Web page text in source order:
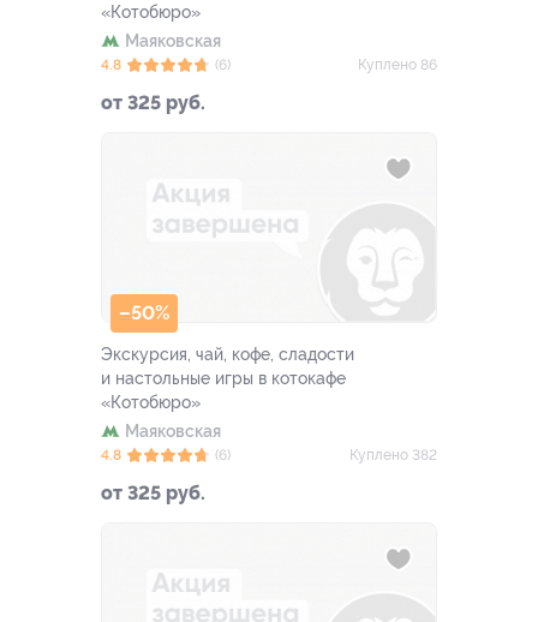
«Котобюро»
Маяковская
от 325 руб.
4.8 (6) Куплено 86
–50%
Экскурсия, чай, кофе, сладости
и настольные игры в котокафе
«Котобюро»
Маяковская
от 325 руб.
4.8 (6) Куплено 382